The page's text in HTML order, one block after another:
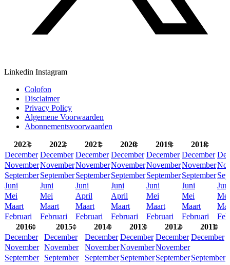
Linkedin Instagram
Colofon
Disclaimer
Privacy Policy
Algemene Voorwaarden
Abonnementsvoorwaarden
2023 2022 2021 2020 2019 2018
December December December December December December
NovemberNovemberNovemberNovemberNovemberNovember
SeptemberSeptemberSeptemberSeptemberSeptemberSeptember
Juni
Juni Juni Juni Juni Juni
Juni
Mei
Mei April April Mei Mei
Mei
Maart
Maart Maart Maart Maart Maart
Februari
Februari Februari Februari Februari Februari
2016
2015 2014 2013 2012
2011
December
December December December December December
November November NovemberNovemberNovember
September
September SeptemberSeptemberSeptemberSeptember